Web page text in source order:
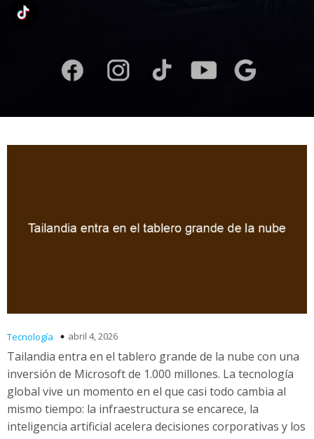
Tecnología abril 4, 2026
Tailandia entra en el tablero grande de la nube con una
inversión de Microsoft de 1.000 millones. La tecnología
global vive un momento en el que casi todo cambia al
mismo tiempo: la infraestructura se encarece, la
inteligencia artificial acelera decisiones corporativas y los